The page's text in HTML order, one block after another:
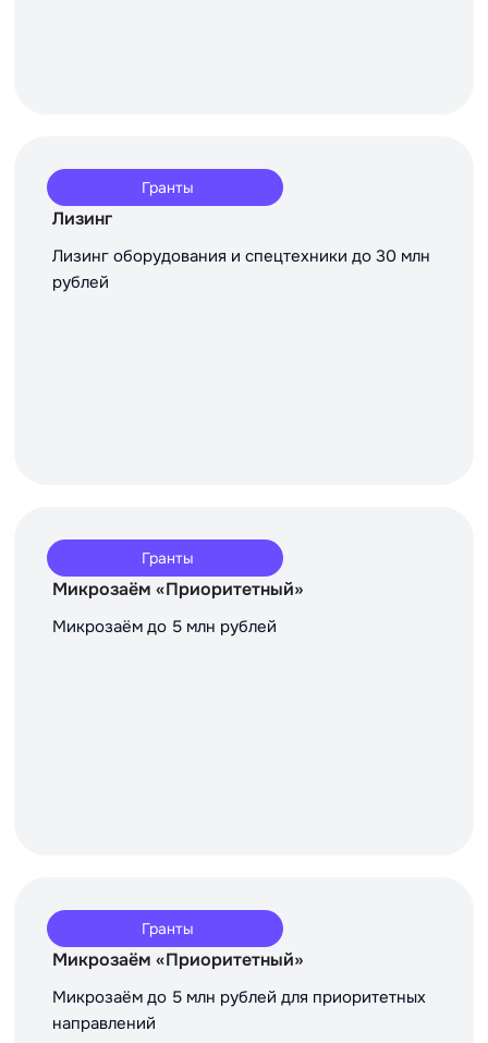
Гранты
Лизинг
Лизинг оборудования и спецтехники до 30 млн
рублей
Гранты
Микрозаём «Приоритетный»
Микрозаём до 5 млн рублей
Гранты
Микрозаём «Приоритетный»
Микрозаём до 5 млн рублей для приоритетных
направлений